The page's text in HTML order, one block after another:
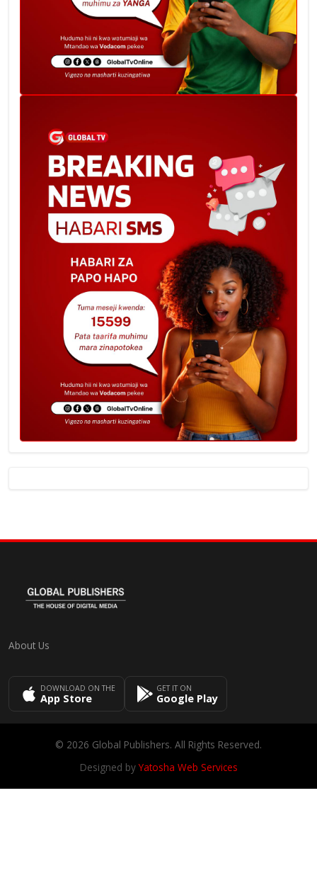
About Us
DOWNLOAD ON THE
App Store
GET IT ON
Google Play
© 2026 Global Publishers. All Rights Reserved.
Designed byYatosha Web Services